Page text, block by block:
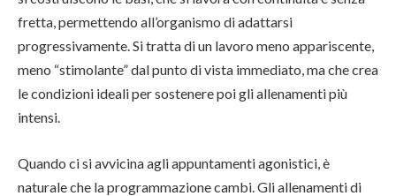
fretta, permettendo all’organismo di adattarsi
progressivamente. Si tratta di un lavoro meno appariscente,
meno “stimolante” dal punto di vista immediato, ma che crea
le condizioni ideali per sostenere poi gli allenamenti più
intensi.
Quando ci si avvicina agli appuntamenti agonistici, è
naturale che la programmazione cambi. Gli allenamenti di